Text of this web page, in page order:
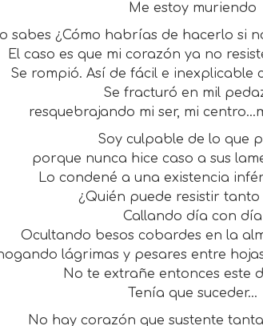
Me estoy muriendo
sabes ¿Cómo habrías de hacerlo si
El caso es que mi corazón ya no
Se rompió. Así de fácil e inexplicable
Se fracturó en mil
resquebrajando mi ser, mi
Soy culpable de lo que
porque nunca hice caso a sus
Lo condené a una existencia
¿Quién puede resistir
Callando día con día
Ocultando besos cobardes en la
lágrimas y pesares entre
No te extrañe entonces este
Tenía que suceder…
No hay corazón que sustente